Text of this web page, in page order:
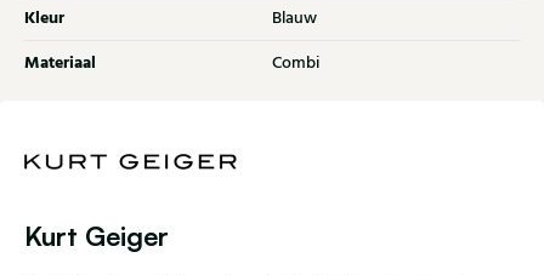
Kleur Blauw
Materiaal Combi
Kurt Geiger